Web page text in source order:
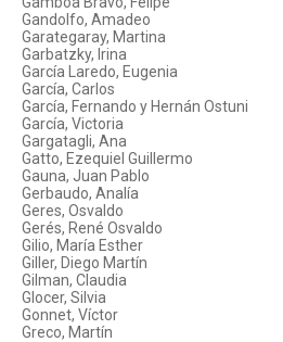
Gandolfo, Amadeo
Garategaray, Martina
Garbatzky, Irina
García Laredo, Eugenia
García, Carlos
García, Fernando y Hernán Ostuni
García, Victoria
Gargatagli, Ana
Gatto, Ezequiel Guillermo
Gauna, Juan Pablo
Gerbaudo, Analía
Geres, Osvaldo
Gerés, René Osvaldo
Gilio, María Esther
Giller, Diego Martín
Gilman, Claudia
Glocer, Silvia
Gonnet, Víctor
Greco, Martín